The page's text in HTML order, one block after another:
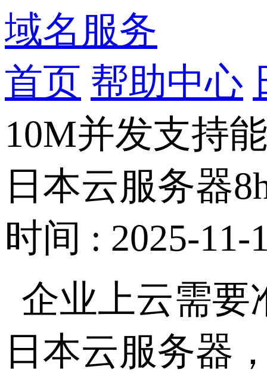
域名服务
首页 帮助中心
10M并发支持
日本云服务器
时间 : 2025-11-
企业上云需要
日本云服务器